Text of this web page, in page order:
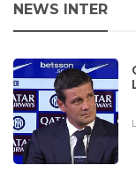
NEWS INTER